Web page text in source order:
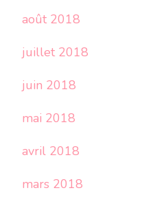
août 2018
juillet 2018
juin 2018
mai 2018
avril 2018
mars 2018